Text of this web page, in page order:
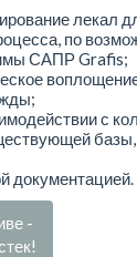
лекал
по
САПР Grafis;
с
базы,
документацией.
-